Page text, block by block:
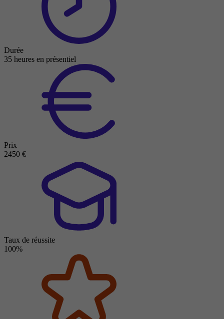
Durée
35 heures en présentiel
Prix
2450 €
Taux de réussite
100%